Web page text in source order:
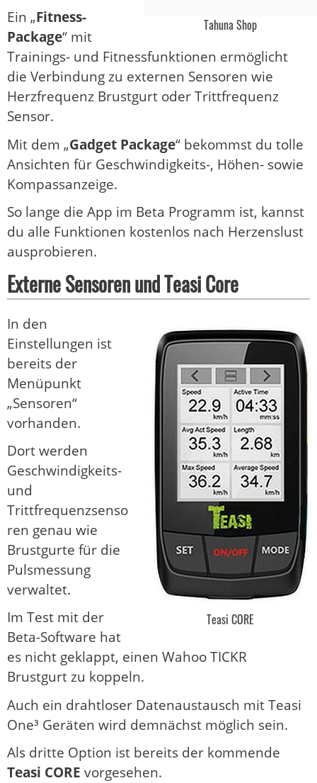
Tahuna Shop
Ein „Fitness-
Package“ mit
Trainings- und Fitnessfunktionen ermöglicht
die Verbindung zu externen Sensoren wie
Herzfrequenz Brustgurt oder Trittfrequenz
Sensor.
Mit dem „Gadget Package“ bekommst du tolle
Ansichten für Geschwindigkeits-, Höhen- sowie
Kompassanzeige.
So lange die App im Beta Programm ist, kannst
du alle Funktionen kostenlos nach Herzenslust
ausprobieren.
Externe Sensoren und Teasi Core
Teasi CORE
In den
Einstellungen ist
bereits der
Menüpunkt
„Sensoren“
vorhanden.
Dort werden
Geschwindigkeits-
und
Trittfrequenzsenso
ren genau wie
Brustgurte für die
Pulsmessung
verwaltet.
Im Test mit der
Beta-Software hat
es nicht geklappt, einen Wahoo TICKR
Brustgurt zu koppeln.
Auch ein drahtloser Datenaustausch mit Teasi
One³ Geräten wird demnächst möglich sein.
Als dritte Option ist bereits der kommende
Teasi CORE vorgesehen.